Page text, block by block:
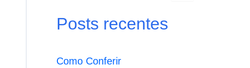
u
r
Posts recentes
Como Conferir